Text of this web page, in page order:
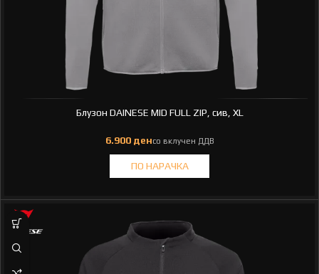
Блузон DAINESE MID FULL ZIP, сив, XL